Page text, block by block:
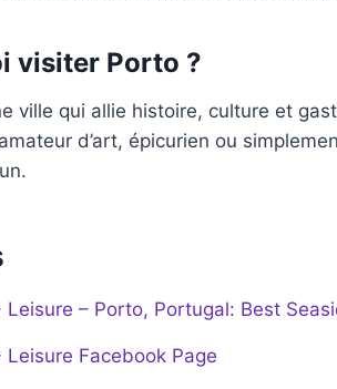
visiter Porto ?
ville qui allie histoire, culture et
d’art, épicurien ou
Leisure – Porto, Portugal: Best
Leisure Facebook Page